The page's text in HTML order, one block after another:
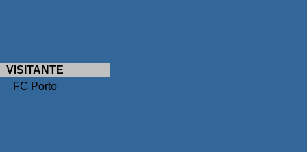
VISITANTE
FC Porto